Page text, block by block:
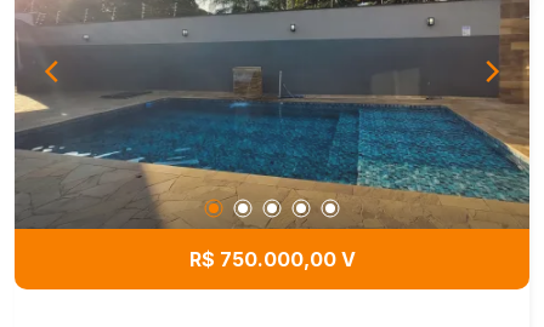
cidade. Uma oportunidade perfeita para
transformar em lar e viver momentos
conhecer de perto essa oportunidade única no
Diário Ville!
R$ 750.000,00 V